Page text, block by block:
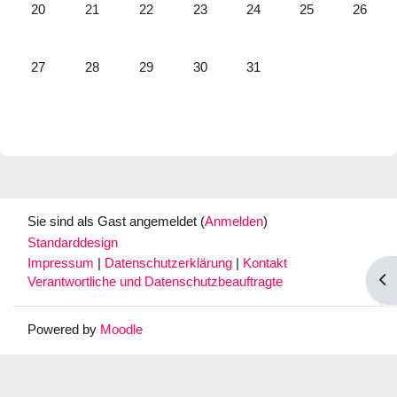
Keine Termine, Montag, 20. Juli
20 Keine Termine, Dienstag, 21. Juli
21 Keine Termine, Mittwoch, 22. Juli
22 Keine Termine, Donnerstag, 23. Juli
23 Keine Termine, Freitag, 24.
24 Keine Termine,
25 Keine
26
Keine Termine, Montag, 27. Juli
27 Keine Termine, Dienstag, 28. Juli
28 Keine Termine, Mittwoch, 29. Juli
29 Keine Termine, Donnerstag, 30. Juli
30 Keine Termine, Freitag, 31.
31
Sie sind als Gast angemeldet (Anmelden)
Standarddesign
Impressum
Datenschutzerklärung
Kontakt
Verantwortliche und Datenschutzbeauftragte
Powered by Moodle